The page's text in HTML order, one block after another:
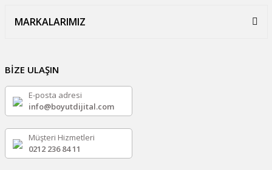
MARKALARIMIZ
BİZE ULAŞIN
E-posta adresi
info@boyutdijital.com
Müşteri Hizmetleri
0212 236 84 11